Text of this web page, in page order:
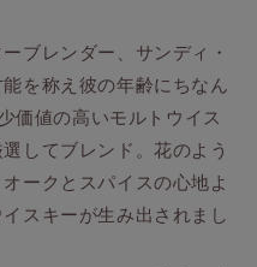
ブレンダー、サンディ・
を称え彼の年齢にちなん
価値の高いモルトウイス
してブレンド。花のよう
ークとスパイスの心地よ
スキーが生み出されまし